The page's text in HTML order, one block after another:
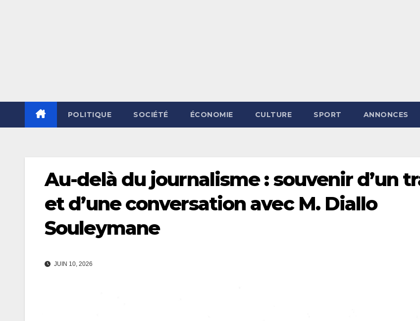
POLITIQUE SOCIÉTÉ ÉCONOMIE CULTURE SPORT ANNONCES
Au-delà du journalisme : souvenir d’un
et d’une conversation avec M. Diallo
Souleymane
JUIN 10, 2026